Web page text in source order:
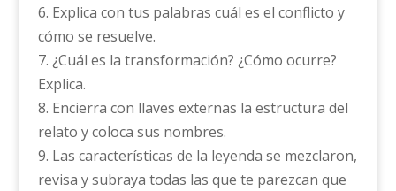
6. Explica con tus palabras cuál es el conflicto y
cómo se resuelve.
7. ¿Cuál es la transformación? ¿Cómo ocurre?
Explica.
8. Encierra con llaves externas la estructura del
relato y coloca sus nombres.
9. Las características de la leyenda se mezclaron,
revisa y subraya todas las que te parezcan que